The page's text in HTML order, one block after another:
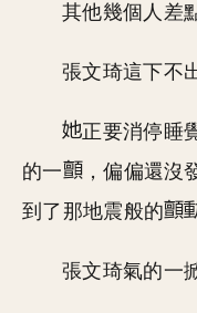
其他幾個人差
張文琦這下不
正要消停睡
的一
，偏偏還沒
到了那地震般的
張文琦氣的一